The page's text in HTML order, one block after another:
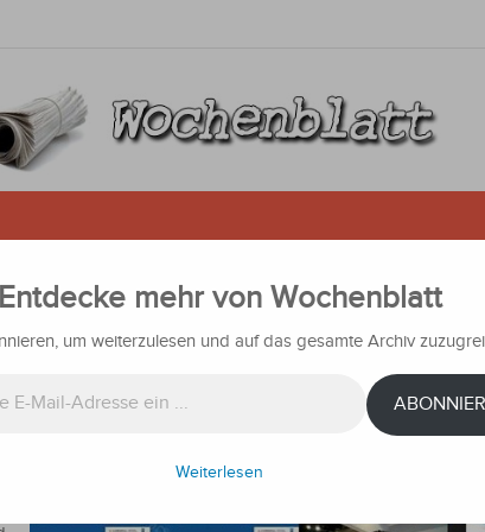
diskutieren über die
Entdecke mehr von Wochenblatt
um weiterzulesen und auf das gesamte Archiv
Weiterlesen